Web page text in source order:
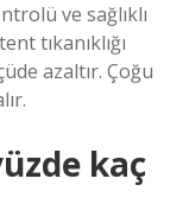
ve sağlıklı
tıkanıklığı
azaltır. Çoğu
kaç